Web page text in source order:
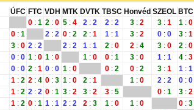
ÚFC FTC VDH MTK DVTK TBSC Honvéd SZEOL BTC
0 : 1 2 : 0 5 : 4 2 : 2 2 : 2 3 : 2 3 : 1 1 : 0
0 : 1 2 : 2 0 : 2 2 : 1 1 : 1 3 : 2 0 : 0 3 : 1
3 : 0 2 : 2 2 : 2 1 : 1 2 : 0 2 : 4 3 : 0 2 : 0
0 : 0 1 : 0 1 : 0 1 : 0 0 : 1 3 : 0 1 : 1 4 : 3
0 : 0 2 : 1 0 : 0 1 : 0 0 : 2 0 : 2 3 : 1 1 : 1
1 : 2 2 : 4 0 : 3 1 : 0 2 : 1 1 : 0 2 : 2 0 : 0
1 : 2 2 : 2 0 : 1 3 : 2 3 : 2 3 : 5 0 : 1 3 : 2
1 : 2 0 : 1 1 : 1 2 : 2 2 : 3 1 : 0 1 : 0 0 : 3